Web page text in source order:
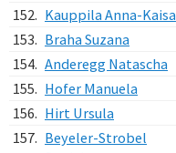
152. Kauppila Anna-Kaisa
153. Braha Suzana
154. Anderegg Natascha
155. Hofer Manuela
156. Hirt Ursula
157. Beyeler-Strobel